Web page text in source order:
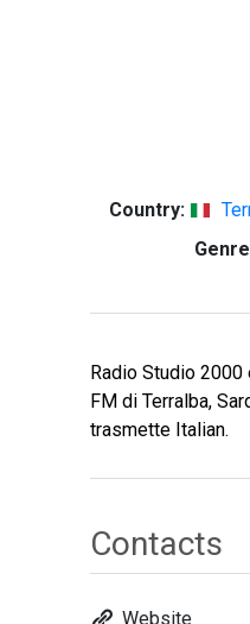
Country:
Radio Studio
FM di Terralba,
trasmette Italian.
Contacts
Website